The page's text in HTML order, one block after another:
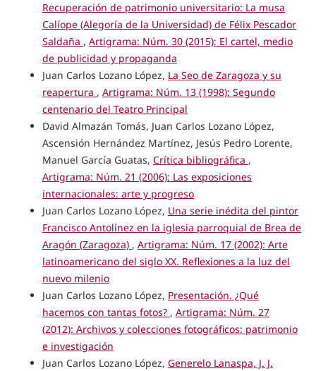
Recuperación de patrimonio universitario: La musa
Calíope (Alegoría de la Universidad) de Félix Pescador
Saldaña , Artigrama: Núm. 30 (2015): El cartel, medio
de publicidad y propaganda
Juan Carlos Lozano López, La Seo de Zaragoza y su
reapertura , Artigrama: Núm. 13 (1998): Segundo
centenario del Teatro Principal
David Almazán Tomás, Juan Carlos Lozano López,
Ascensión Hernández Martínez, Jesús Pedro Lorente,
Manuel García Guatas, Crítica bibliográfica ,
Artigrama: Núm. 21 (2006): Las exposiciones
internacionales: arte y progreso
Juan Carlos Lozano López, Una serie inédita del pintor
Francisco Antolínez en la iglesia parroquial de Brea de
Aragón (Zaragoza) , Artigrama: Núm. 17 (2002): Arte
latinoamericano del siglo XX. Reflexiones a la luz del
nuevo milenio
Juan Carlos Lozano López, Presentación. ¿Qué
hacemos con tantas fotos? , Artigrama: Núm. 27
(2012): Archivos y colecciones fotográficos: patrimonio
e investigación
Juan Carlos Lozano López, Generelo Lanaspa, J. J.